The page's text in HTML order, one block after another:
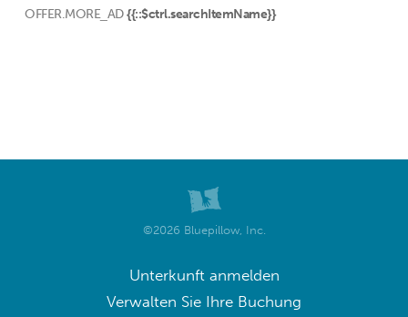
OFFER.MORE_AD {{::$ctrl.searchItemName}}
©2026 Bluepillow, Inc.
Unterkunft anmelden
Verwalten Sie Ihre Buchung